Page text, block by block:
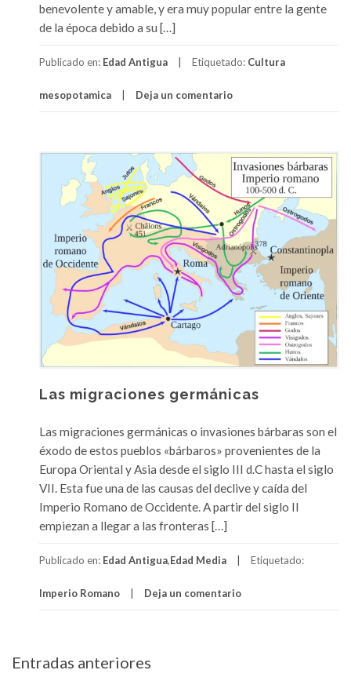
benevolente y amable, y era muy popular entre la gente
de la época debido a su […]
Publicado en: Edad Antigua Etiquetado: Cultura
mesopotamica Deja un comentario
Las migraciones germánicas
Las migraciones germánicas o invasiones bárbaras son el
éxodo de estos pueblos «bárbaros» provenientes de la
Europa Oriental y Asia desde el siglo III d.C hasta el siglo
VII. Esta fue una de las causas del declive y caída del
Imperio Romano de Occidente. A partir del siglo II
empiezan a llegar a las fronteras […]
Publicado en: Edad Antigua,Edad Media Etiquetado:
Imperio Romano Deja un comentario
Navegación
Entradas anteriores